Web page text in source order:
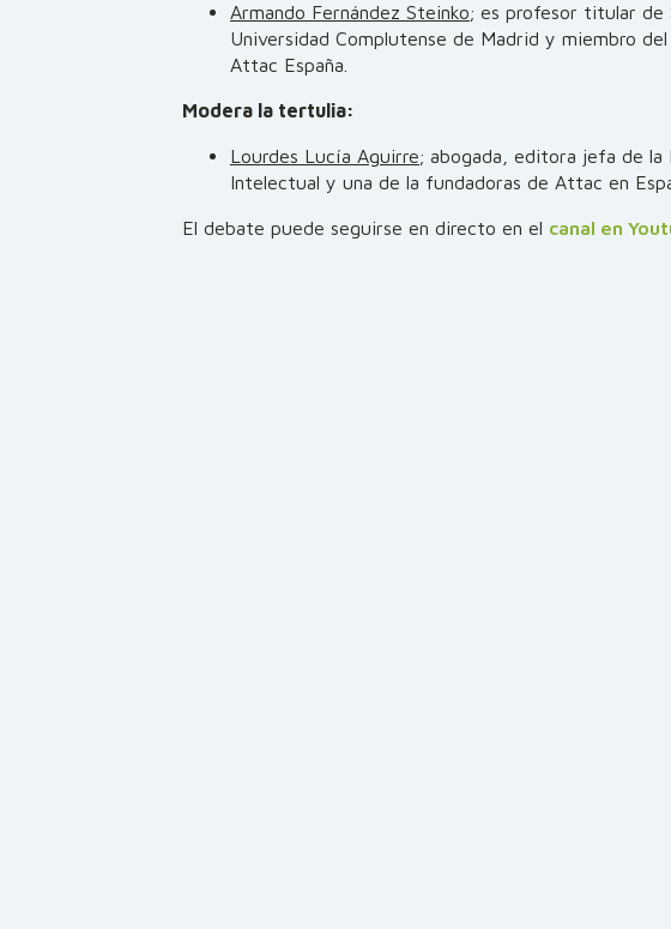
Armando Fernández Steinko; es profesor titular de
Universidad Complutense de Madrid y miembro
Attac España.
Modera la tertulia:
Lourdes Lucía Aguirre; abogada, editora jefa de la
Intelectual y una de la fundadoras de Attac en
El debate puede seguirse en directo en el canal en